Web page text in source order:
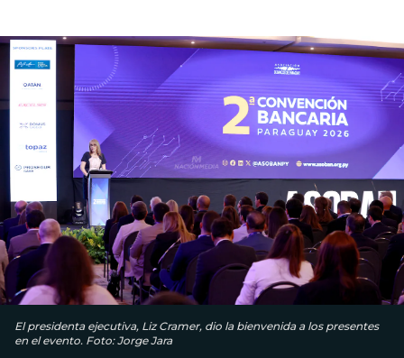
El presidenta ejecutiva, Liz Cramer, dio la bienvenida a los presentes
en el evento. Foto: Jorge Jara